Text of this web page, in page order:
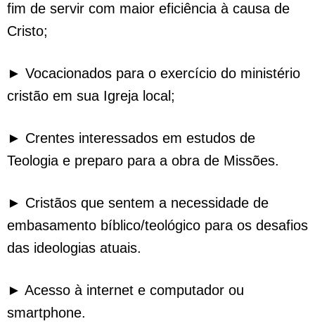
fim de servir com maior eficiência à causa de
Cristo;
► Vocacionados para o exercício do ministério
cristão em sua Igreja local;
► Crentes interessados em estudos de
Teologia e preparo para a obra de Missões.
► Cristãos que sentem a necessidade de
embasamento bíblico/teológico para os desafios
das ideologias atuais.
► Acesso à internet e computador ou
smartphone.